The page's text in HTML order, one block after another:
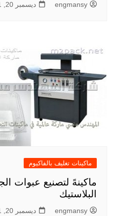
engmansy ديسمبر 20, 2021
ماكينات تغليف بالفاكيوم
ماكينهً لتصنيع عبوات
البلاستيك
engmansy ديسمبر 20, 2021